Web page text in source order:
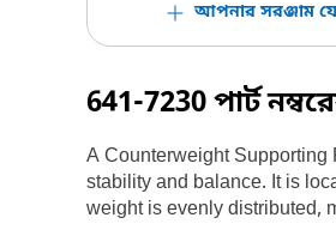
আপনার সরঞ্জাম
641-7230পার্ট
A Counterweight Supporting
stability and balance. It is
weight is evenly distributed,